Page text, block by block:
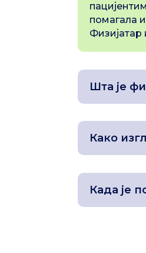
помагала
Физијатар
Шта је
Како
Када је